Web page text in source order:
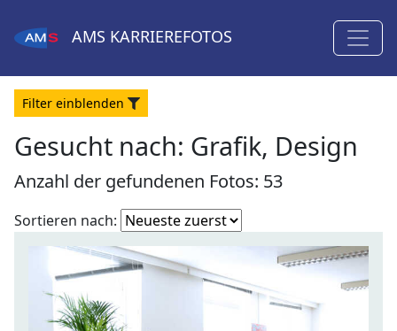
AMS KARRIEREFOTOS
Filter einblenden
Gesucht nach: Grafik, Design
Anzahl der gefundenen Fotos: 53
Sortieren nach: